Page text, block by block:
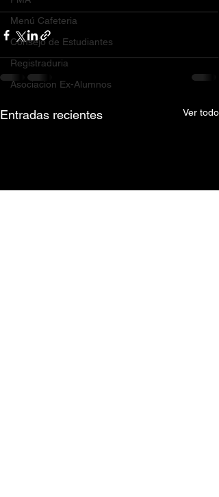
Menú Cafeteria
Consejo de Estudiantes
Registraduria
Asociacion Ex-Alumnos
Entradas recientes Ver todo